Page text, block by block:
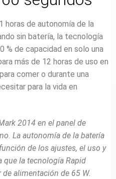
horas de autonomía de la
sin batería, la tecnología
% de capacidad en solo una
más de 12 horas de uso en
comer o durante una
para la vida en
2014 en el panel de
La autonomía de la batería
de los ajustes, el uso y
que la tecnología Rapid
de alimentación de 65 W.